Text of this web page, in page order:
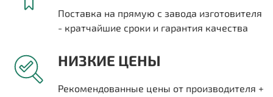
Поставка на прямую с завода изготовителя
- кратчайшие сроки и гарантия качества
НИЗКИЕ ЦЕНЫ
Рекомендованные цены от производителя +